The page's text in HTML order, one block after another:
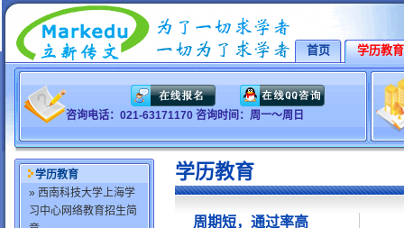
首页 学历教育
咨询电话：021-63171170 咨询时间：周一～周日
学历教育
» 西南科技大学上海学
习中心网络教育招生简
学历教育
周期短，通过率高